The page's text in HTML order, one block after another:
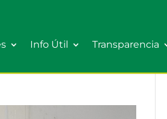
Info Útil Transparencia